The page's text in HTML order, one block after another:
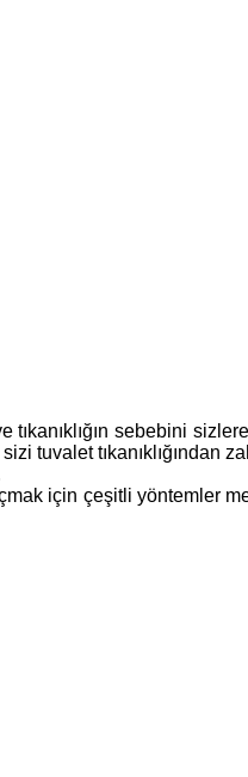
tıkanıklığın sebebini
tuvalet tıkanıklığından
için çeşitli